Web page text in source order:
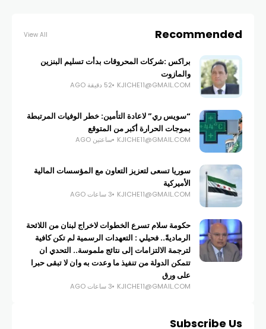
Recommended
View All
براكس :شركات المحروقات بدأت تسليم البنزين
والمازوت
KJICHE11@GMAIL.COM 52 دقيقة AGO
“سويس ري” لاعادة التأمين: خطر الوفيات المرتبطة
بموجات الحرارة أكبر من المتوقع
KJICHE11@GMAIL.COM ساعتين AGO
سوريا تسعى لتعزيز التعاون مع المؤسسات المالية
الأميركية
KJICHE11@GMAIL.COM 3 ساعات AGO
حكومة سلام تسرع الخطوات لاخراج لبنان من اللائحة
الرماديةً.. فحيلي : التعهدات الرسمية لم تكن كافية
لترجمة الالتزامات إلى نتائج ملموسة.. التحدي ان
تتمكن الدولة من تنفيذ ما وعدت به وان لا تبقى حبرا
على ورق
KJICHE11@GMAIL.COM 3 ساعات AGO
Subscribe Us